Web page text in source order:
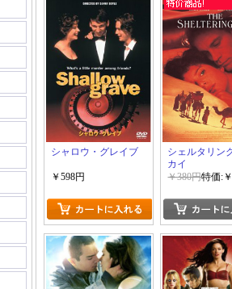
シャロウ・グレイブ
￥598円
シェルタリン
カイ
￥380円特価: